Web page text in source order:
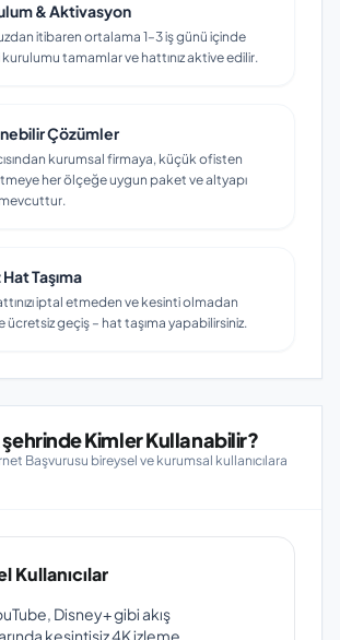
& Aktivasyon
itibaren ortalama 1–3 iş günü içinde
tamamlar ve hattınız aktive edilir.
Çözümler
kurumsal firmaya, küçük ofisten
her ölçeğe uygun paket ve altyapı
Taşıma
iptal etmeden ve kesinti olmadan
ücretsiz geçiş – hat taşıma yapabilirsiniz.
şehrinde Kimler Kullanabilir?
Başvurusu bireysel ve kurumsal kullanıcılara
Kullanıcılar
Disney+ gibi akış
kesintisiz 4K izleme